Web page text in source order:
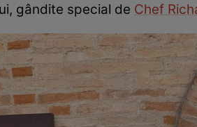
gândite special de Chef